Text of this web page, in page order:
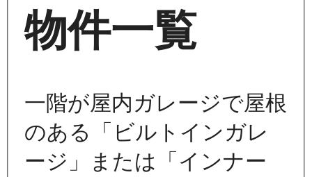
物件一覧
一階が屋内ガレージで屋根
のある「ビルトインガレ
ージ」または「インナー